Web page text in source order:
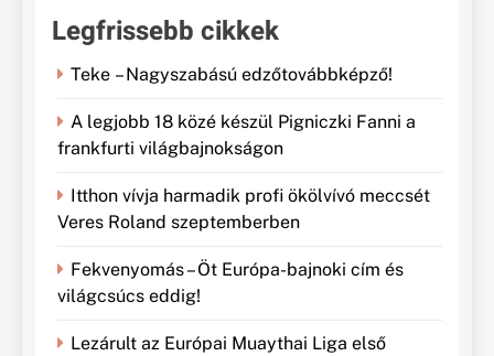
Legfrissebb cikkek
Teke – Nagyszabású edzőtovábbképző!
A legjobb 18 közé készül Pigniczki Fanni a
frankfurti világbajnokságon
Itthon vívja harmadik profi ökölvívó meccsét
Veres Roland szeptemberben
Fekvenyomás – Öt Európa-bajnoki cím és
világcsúcs eddig!
Lezárult az Európai Muaythai Liga első